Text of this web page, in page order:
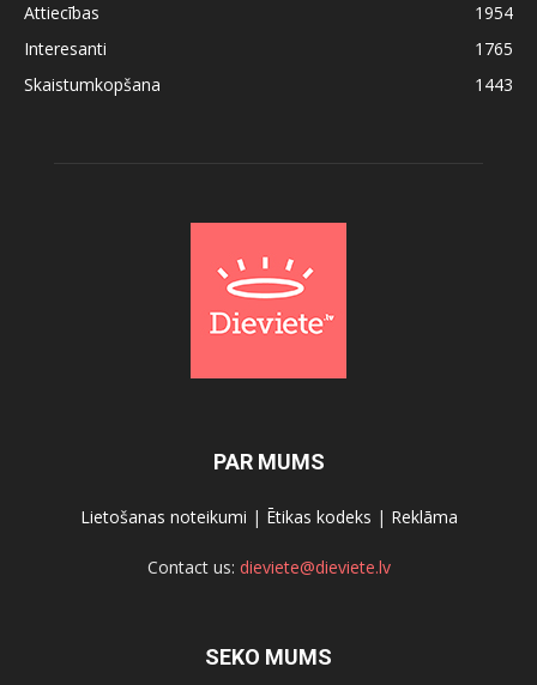
Attiecības
1954
Interesanti
1765
Skaistumkopšana
1443
PAR MUMS
Lietošanas noteikumi | Ētikas kodeks | Reklāma
Contact us: dieviete@dieviete.lv
SEKO MUMS